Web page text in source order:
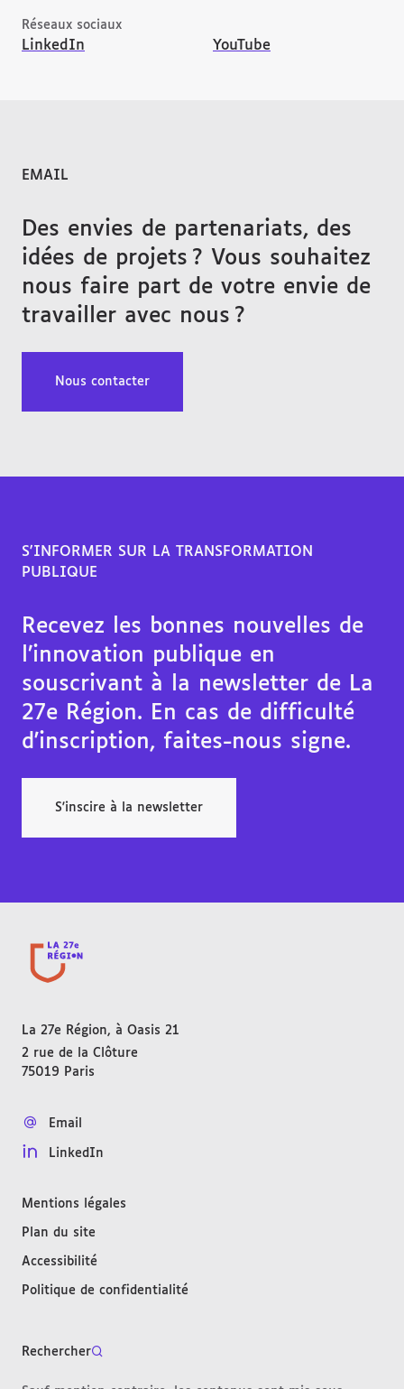
Réseaux sociaux
LinkedIn YouTube
EMAIL
Des envies de partenariats, des
idées de projets ? Vous souhaitez
nous faire part de votre envie de
travailler avec nous ?
Nous contacter
S'INFORMER SUR LA TRANSFORMATION
PUBLIQUE
Recevez les bonnes nouvelles de
l’innovation publique en
souscrivant à la newsletter de La
27e Région. En cas de difficulté
d'inscription, faites-nous signe.
S'inscire à la newsletter
La 27e Région, à Oasis 21
2 rue de la Clôture
75019
Paris
Email
LinkedIn
Mentions légales
Plan du site
Accessibilité
Politique de confidentialité
Rechercher